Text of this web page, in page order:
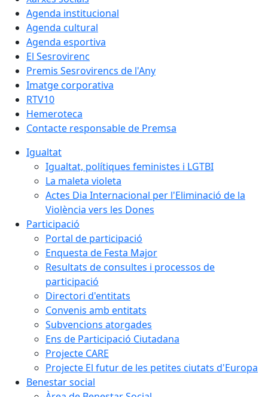
Agenda institucional
Agenda cultural
Agenda esportiva
El Sesrovirenc
Premis Sesrovirencs de l'Any
Imatge corporativa
RTV10
Hemeroteca
Contacte responsable de Premsa
Igualtat
Igualtat, polítiques feministes i LGTBI
La maleta violeta
Actes Dia Internacional per l'Eliminació de la
Violència vers les Dones
Participació
Portal de participació
Enquesta de Festa Major
Resultats de consultes i processos de
participació
Directori d'entitats
Convenis amb entitats
Subvencions atorgades
Ens de Participació Ciutadana
Projecte CARE
Projecte El futur de les petites ciutats d'Europa
Benestar social